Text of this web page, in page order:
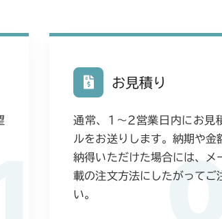
お見積り
通常、1〜2営業日内にお見
ルをお送りします。納期や金
納得いただけた場合には、メ
載の注文方法にしたがってご
い。